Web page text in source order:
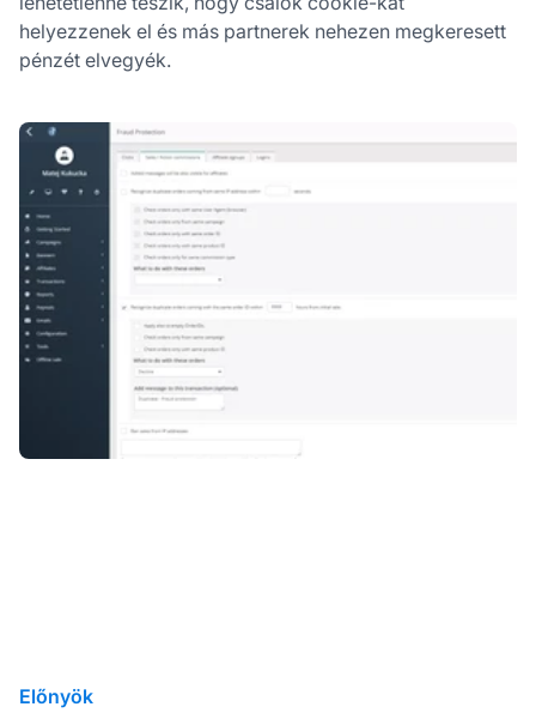
helyezzenek el és más partnerek nehezen megkeresett
pénzét elvegyék.
Előnyök